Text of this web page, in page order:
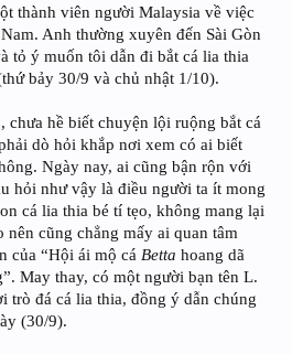
thành viên người Malaysia về việc
Anh thường xuyên đến Sài Gòn
tỏ ý muốn tôi dẫn đi bắt cá lia thia
bảy 30/9 và chủ nhật 1/10).
chưa hề biết chuyện lội ruộng bắt cá
dò hỏi khắp nơi xem có ai biết
Ngày nay, ai cũng bận rộn với
hỏi như vậy là điều người ta ít mong
cá lia thia bé tí tẹo, không mang lại
cũng chẳng mấy ai quan tâm
của “Hội ái mộ cá Betta hoang dã
May thay, có một người bạn tên L.
trò đá cá lia thia, đồng ý dẫn chúng
(30/9).